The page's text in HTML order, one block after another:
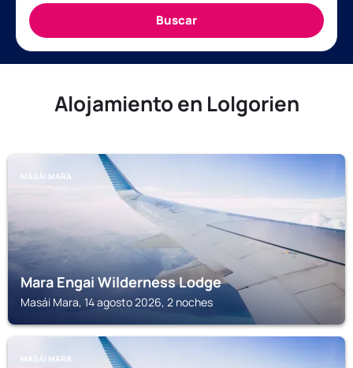
Alojamiento en Lolgorien
MASÁI MARA
Mara Engai Wilderness Lodge
Masái Mara, 14 agosto 2026, 2 noches
MASÁI MARA